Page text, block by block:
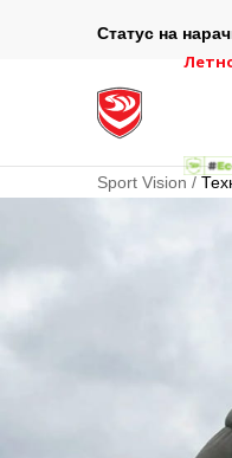
Статус на
платежна
- во
Sport Vision